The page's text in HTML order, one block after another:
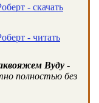
- скачать
- читать
Вуду -
полностью без